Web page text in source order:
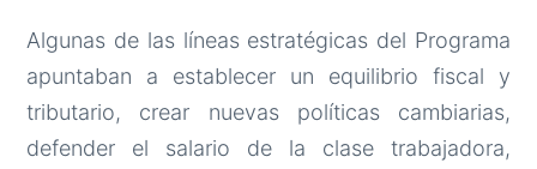
Algunas de las líneas estratégicas del Programa
apuntaban a establecer un equilibrio fiscal y
tributario, crear nuevas políticas cambiarias,
defender el salario de la clase trabajadora,